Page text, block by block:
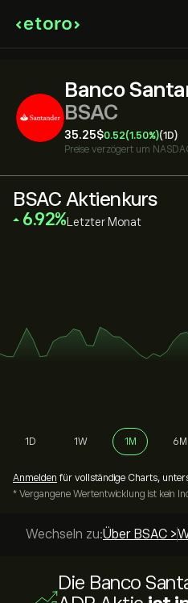
Banco
BSAC
35.25‎$‎0.52(1.50%)(1D)
Preise verzögert um
BSAC Aktienkurs
‎6.92‎ Letzter Monat
1D 1W 1M 6M
Anmelden für vollständige Charts,
* Vergangene Wertentwicklung ist kein
Wechseln zu:Über BSAC >
Die Banco